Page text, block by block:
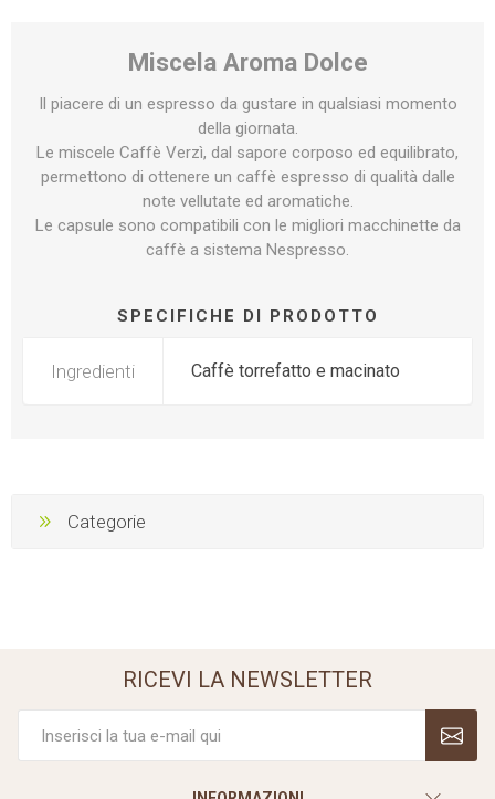
Miscela Aroma Dolce
Il piacere di un espresso da gustare in qualsiasi momento
della giornata.
Le miscele Caffè Verzì, dal sapore corposo ed equilibrato,
permettono di ottenere un caffè espresso di qualità dalle
note vellutate ed aromatiche.
Le capsule sono compatibili con le migliori macchinette da
caffè a sistema Nespresso.
SPECIFICHE DI PRODOTTO
Ingredienti Caffè torrefatto e macinato
Categorie
RICEVI LA NEWSLETTER